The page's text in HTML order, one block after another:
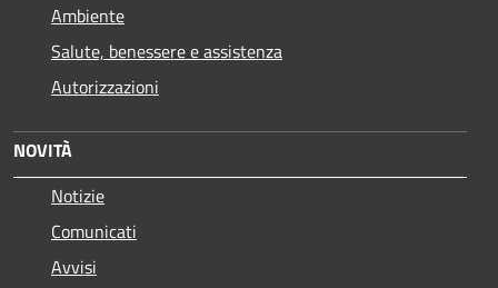
Ambiente
Salute, benessere e assistenza
Autorizzazioni
NOVITÀ
Notizie
Comunicati
Avvisi